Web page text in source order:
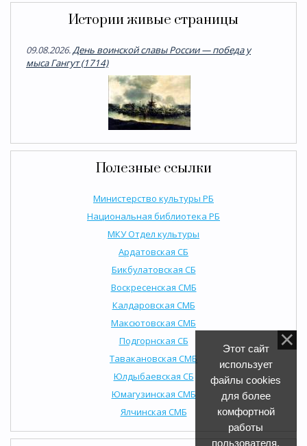
Истории живые страницы
09.08.2026.День воинской славы России — победа у
мыса Гангут (1714)
Полезные ссылки
Министерство культуры РБ
Национальная библиотека РБ
МКУ Отдел культуры
Ардатовская СБ
Бикбулатовская СБ
Воскресенская СМБ
Калдаровская СМБ
Максютовская СМБ
Подгорнская СБ
Тавакановская СМБ
Юлдыбаевская СБ
Юмагузинская СМБ
Ялчинская СМБ
Этот сайт
использует
файлы cookies
для более
комфортной
работы
пользователя.